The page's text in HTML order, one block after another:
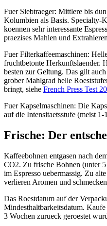
Fuer Siebtraeger: Mittlere bis
Kolumbien als Basis. Specialty-
koennen sehr interessante
praezises Mahlen und
Fuer Filterkaffeemaschinen:
fruchtbetonte Herkunftslaender.
besten zur Geltung. Das gilt
grober Mahlgrad helle
bringt, siehe French Press Test
Fuer Kapselmaschinen: Die
auf die Intensitaetsstufe (meist 1-
Frische: Der
Kaffeebohnen entgasen nach
CO2. Zu frische Bohnen (unter
im Espresso uebermassig. Zu
verlieren Aromen und
Das Roestdatum auf der
Mindesthaltbarkeitsdatum.
3 Wochen zurueck geroestet